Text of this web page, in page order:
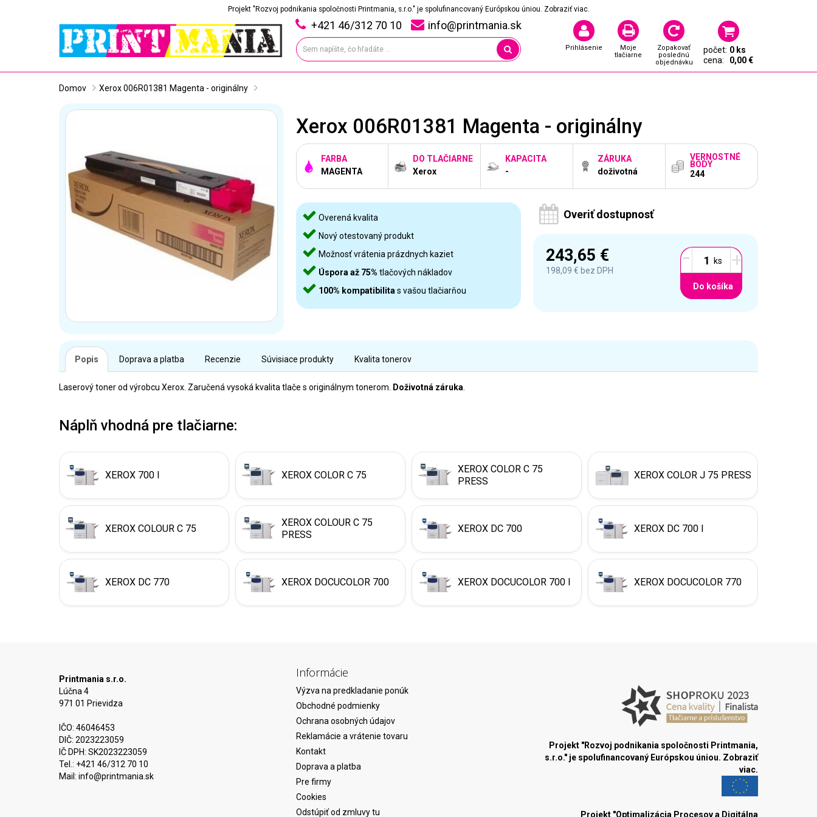
Projekt "Rozvoj podnikania spoločnosti Printmania, s.r.o." je spolufinancovaný Európskou úniou. Zobraziť viac.
+421 46/312 70 10 info@printmania.sk
Prihlásenie
Moje
tlačiarne
Zopakovať
poslednú
objednávku
počet: 0 ks
cena:
0,00 €
Domov Xerox 006R01381 Magenta - originálny
Xerox 006R01381 Magenta - originálny
FARBA
MAGENTA
DO TLAČIARNE
Xerox
KAPACITA
-
ZÁRUKA
doživotná
VERNOSTNÉ
BODY
244
Overená kvalita
Nový otestovaný produkt
Možnosť vrátenia prázdnych kaziet
Úspora až 75% tlačových nákladov
100% kompatibilita s vašou tlačiarňou
Overiť dostupnosť
243,65 €
198,09 € bez DPH - +
Do košíka
Popis Doprava a platba Recenzie Súvisiace produkty Kvalita tonerov
Laserový toner od výrobcu Xerox. Zaručená vysoká kvalita tlače s originálnym tonerom. Doživotná záruka
Náplň vhodná pre tlačiarne:
XEROX 700 I XEROX COLOR C 75
XEROX COLOR C 75
PRESS
XEROX COLOR J 75 PRESS
XEROX COLOUR C 75
XEROX COLOUR C 75
PRESS
XEROX DC 700 XEROX DC 700 I
XEROX DC 770 XEROX DOCUCOLOR 700 XEROX DOCUCOLOR 700 I XEROX DOCUCOLOR 770
Printmania s.r.o.
Lúčna 4
971 01 Prievidza
IČO: 46046453
DIČ: 2023223059
IČ DPH: SK2023223059
Tel.: +421 46/312 70 10
Mail: info@printmania.sk
Informácie
Výzva na predkladanie ponúk
Obchodné podmienky
Ochrana osobných údajov
Reklamácie a vrátenie tovaru
Kontakt
Doprava a platba
Pre firmy
Cookies
Odstúpiť od zmluvy tu
Projekt "Rozvoj podnikania spoločnosti Printmania,
s.r.o." je spolufinancovaný Európskou úniou. Zobraziť
viac.
Projekt "Optimalizácia Procesov a Digitálna